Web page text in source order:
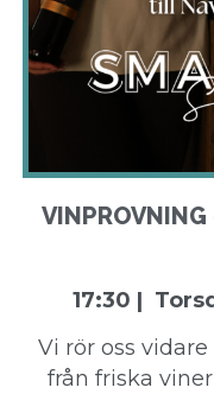
VINPROVNING
17:30 |
Vi rör oss
från friska